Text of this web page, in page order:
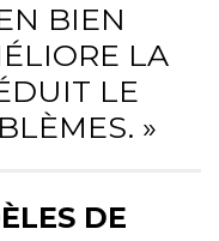
BIEN
LA
LE
»
DE